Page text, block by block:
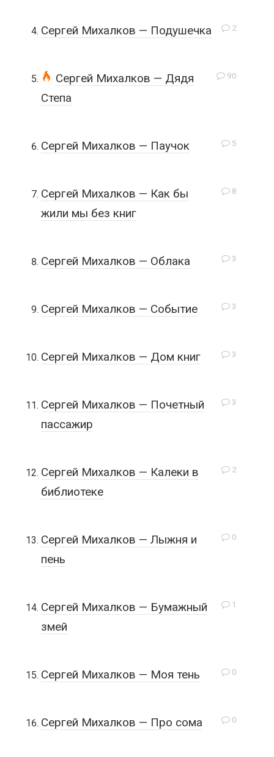
2
Сергей Михалков — Подушечка
90
Сергей Михалков — Дядя
Степа
5
Сергей Михалков — Паучок
8
Сергей Михалков — Как бы
жили мы без книг
3
Сергей Михалков — Облака
3
Сергей Михалков — Событие
3
Сергей Михалков — Дом книг
3
Сергей Михалков — Почетный
пассажир
2
Сергей Михалков — Калеки в
библиотеке
0
Сергей Михалков — Лыжня и
пень
1
Сергей Михалков — Бумажный
змей
0
Сергей Михалков — Моя тень
0
Сергей Михалков — Про сома